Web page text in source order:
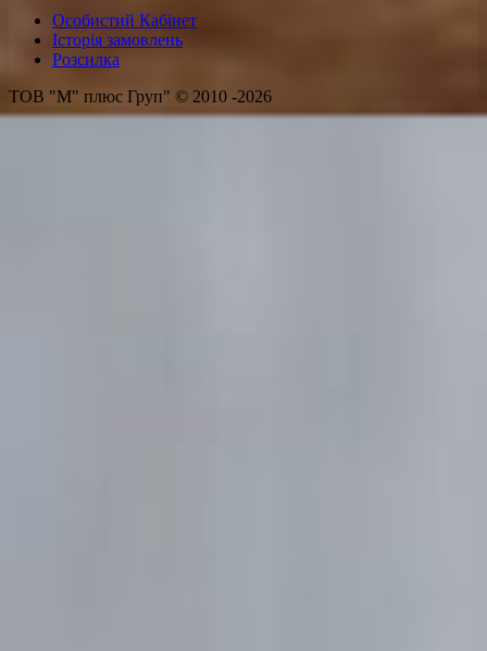
Особистий Кабінет
Історія замовлень
Розсилка
ТОВ "М" плюс Груп" © 2010 -2026